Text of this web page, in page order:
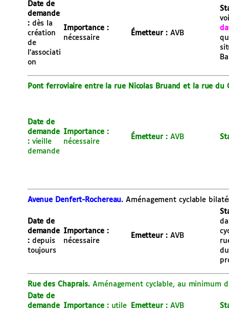
Date de
demande
:dès la
création
de
l’associati
on
Importance :
nécessaire
Émetteur :AVB
Pont ferroviaire entre la rue Nicolas Bruand et la rue du
Date de
demande
:vieille
demande
Importance :
nécessaire
Émetteur :AVB
Avenue Denfert-Rochereau. Aménagement cyclable
Date de
demande
: depuis
toujours
Importance :
nécessaire
Emetteur :AVB
Rue des Chaprais. Aménagement cyclable, au minimum
Date de
demande Importance : utile Emetteur :AVB